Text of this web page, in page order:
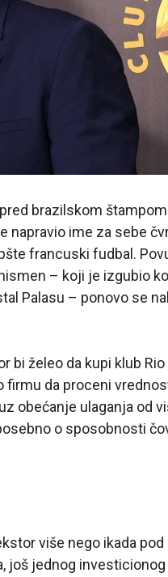
brazilskom
napravio ime za sebe
francuski fudbal.
– koji je izgubio
Palasu – ponovo se
bi želeo da kupi klub
firmu da proceni
obećanje ulaganja od
o sposobnosti
više nego ikada
još jednog